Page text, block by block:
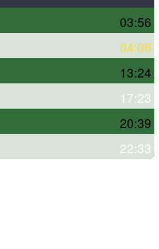
03:56
04:06
13:24
17:23
20:39
22:33